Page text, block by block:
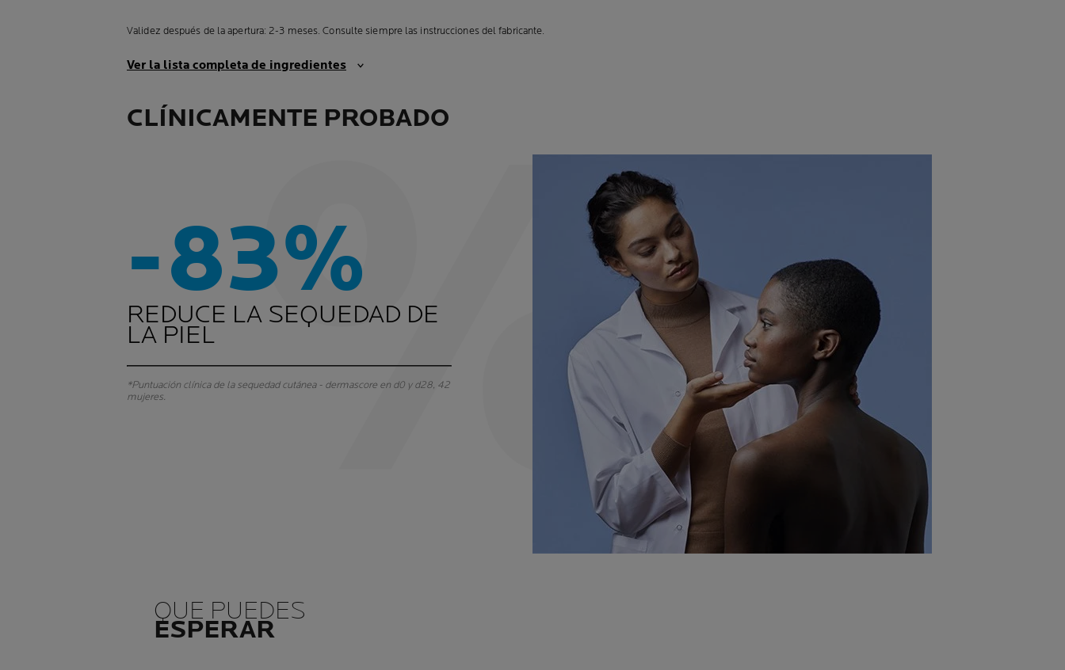
Validez después de la apertura: 2-3 meses. Consulte siempre las instrucciones del fabricante.
Ver la lista completa de ingredientes
CLÍNICAMENTE PROBADO
-83%
REDUCE LA SEQUEDAD DE
LA PIEL
*Puntuación clínica de la sequedad cutánea - dermascore en d0 y d28, 42
mujeres.
QUE PUEDES
ESPERAR